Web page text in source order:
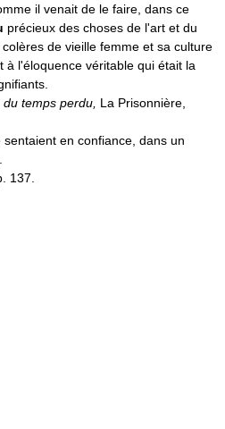
il venait de le faire, dans ce
précieux des choses de l'art et du
de vieille femme et sa culture
à l'éloquence véritable qui était la
temps perdu, La Prisonnière,
en confiance, dans un
137.